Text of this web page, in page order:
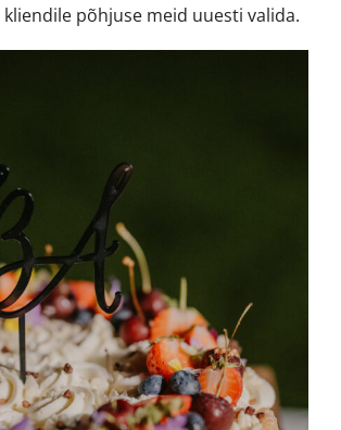
põhjuse meid uuesti valida.